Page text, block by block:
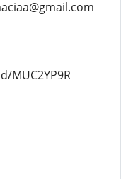
MUC2YP9R